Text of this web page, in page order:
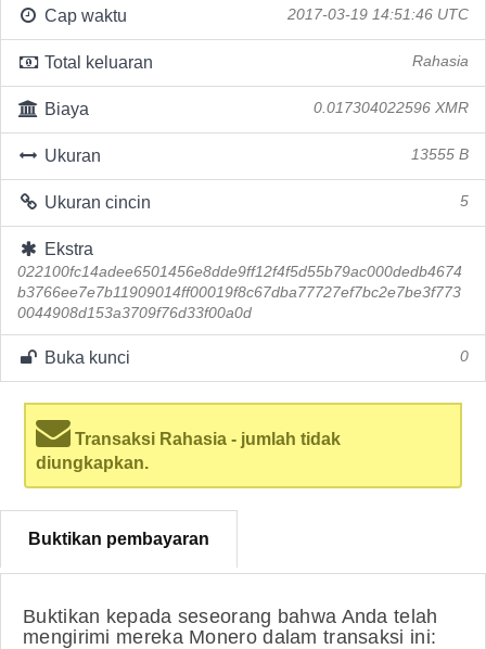
Cap waktu 2017-03-19 14:51:46 UTC
Total keluaran Rahasia
Biaya 0.017304022596 XMR
Ukuran 13555 B
Ukuran cincin 5
Ekstra
022100fc14adee6501456e8dde9ff12f4f5d55b79ac000dedb4674
b3766ee7e7b11909014ff00019f8c67dba77727ef7bc2e7be3f773
0044908d153a3709f76d33f00a0d
Buka kunci 0
Transaksi Rahasia - jumlah tidak
diungkapkan.
Buktikan pembayaran
Buktikan kepada seseorang bahwa Anda telah
mengirimi mereka Monero dalam transaksi ini: